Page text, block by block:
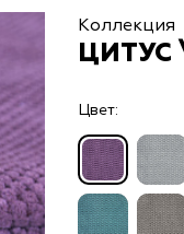
Коллекция
ЦИТУС
Цвет: